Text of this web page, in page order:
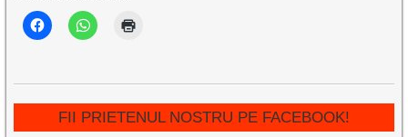
FII PRIETENUL NOSTRU PE FACEBOOK!